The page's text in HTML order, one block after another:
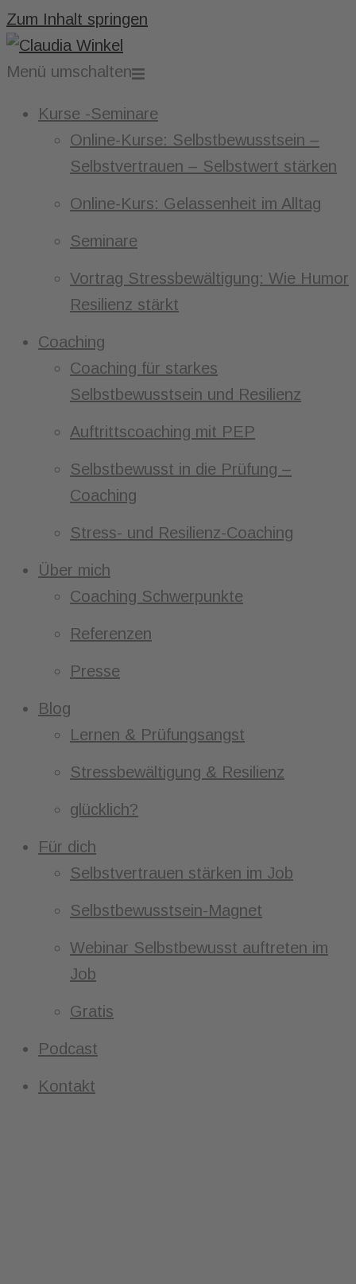
Zum Inhalt springen
Menü umschalten
Kurse -Seminare
Online-Kurse: Selbstbewusstsein –
Selbstvertrauen – Selbstwert stärken
Online-Kurs: Gelassenheit im Alltag
Seminare
Vortrag Stressbewältigung: Wie Humor
Resilienz stärkt
Coaching
Coaching für starkes
Selbstbewusstsein und Resilienz
Auftrittscoaching mit PEP
Selbstbewusst in die Prüfung –
Coaching
Stress- und Resilienz-Coaching
Über mich
Coaching Schwerpunkte
Referenzen
Presse
Blog
Lernen & Prüfungsangst
Stressbewältigung & Resilienz
glücklich?
Für dich
Selbstvertrauen stärken im Job
Selbstbewusstsein-Magnet
Webinar Selbstbewusst auftreten im
Job
Gratis
Podcast
Kontakt